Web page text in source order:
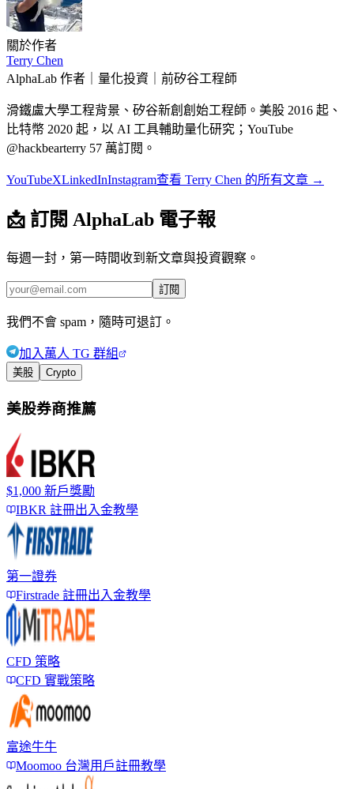
關於作者
Terry Chen
AlphaLab 作者｜量化投資｜前矽谷工程師
滑鐵盧大學工程背景、矽谷新創創始工程師。美股 2016 起、
比特幣 2020 起，以 AI 工具輔助量化研究；YouTube
@hackbearterry 57 萬訂閱。
YouTubeXLinkedInInstagram查看 Terry Chen 的所有文章 →
📩 訂閱 AlphaLab 電子報
每週一封，第一時間收到新文章與投資觀察。
訂閱
我們不會 spam，隨時可退訂。
加入萬人 TG 群組
美股 Crypto
美股券商推薦
$1,000 新戶獎勵
IBKR 註冊出入金教學
第一證券
Firstrade 註冊出入金教學
CFD 策略
CFD 實戰策略
富途牛牛
Moomoo 台灣用戶註冊教學